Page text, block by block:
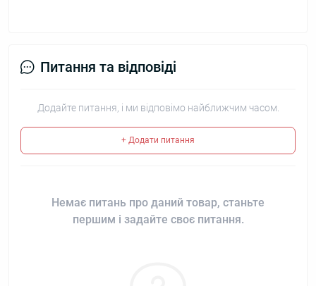
Питання та відповіді
Додайте питання, і ми відповімо найближчим часом.
+ Додати питання
Немає питань про даний товар, станьте
першим і задайте своє питання.